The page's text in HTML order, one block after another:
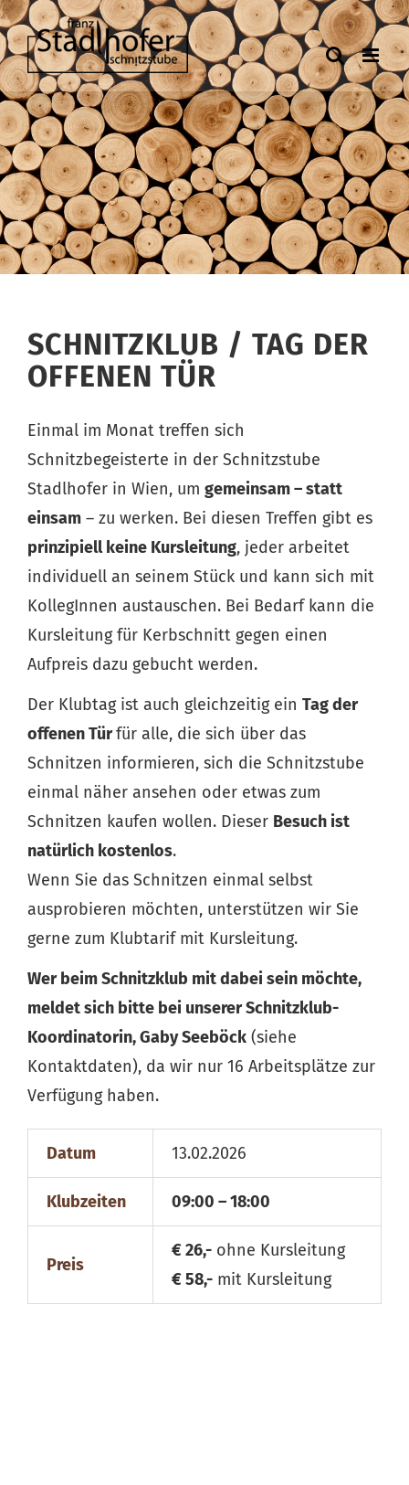
Zum
Inhalt
springen
SCHNITZKLUB / TAG DER
OFFENEN TÜR
Einmal im Monat treffen sich
Schnitzbegeisterte in der Schnitzstube
Stadlhofer in Wien, um gemeinsam – statt
einsam – zu werken. Bei diesen Treffen gibt es
prinzipiell keine Kursleitung, jeder arbeitet
individuell an seinem Stück und kann sich mit
KollegInnen austauschen. Bei Bedarf kann die
Kursleitung für Kerbschnitt gegen einen
Aufpreis dazu gebucht werden.
Der Klubtag ist auch gleichzeitig ein Tag der
offenen Türfür alle, die sich über das
Schnitzen informieren, sich die Schnitzstube
einmal näher ansehen oder etwas zum
Schnitzen kaufen wollen. Dieser Besuch ist
natürlich kostenlos.
Wenn Sie das Schnitzen einmal selbst
ausprobieren möchten, unterstützen wir Sie
gerne zum Klubtarif mit Kursleitung.
Wer beim Schnitzklub mit dabei sein möchte,
meldet sich bitte bei unserer Schnitzklub-
Koordinatorin, Gaby Seeböck (siehe
Kontaktdaten), da wir nur 16 Arbeitsplätze zur
Verfügung haben.
Datum 13.02.2026
Klubzeiten 09:00 – 18:00
Preis
€ 26,- ohne Kursleitung
€ 58,- mit Kursleitung